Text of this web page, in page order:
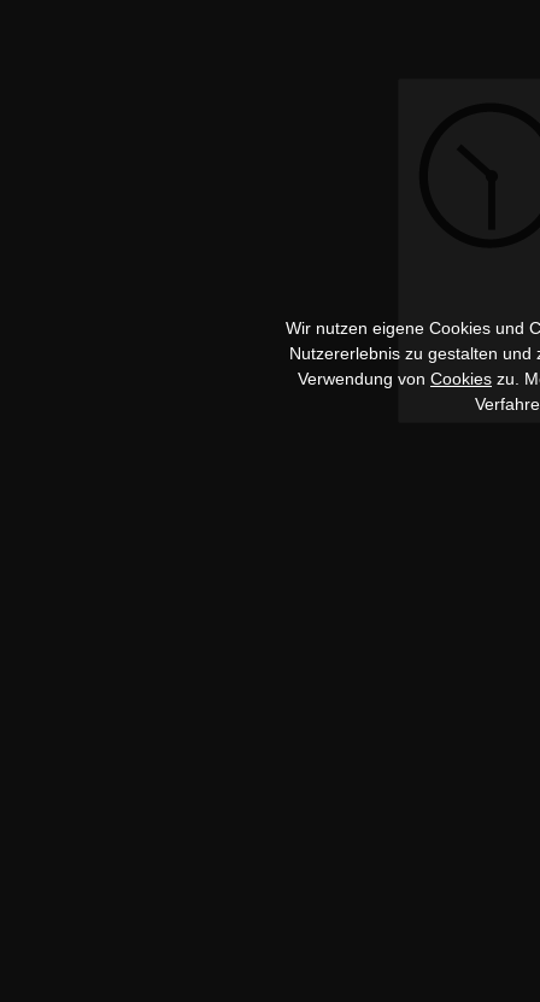
Wir nutzen eigene Cookies und
Nutzererlebnis zu gestalten
Verwendung von Cookies zu.